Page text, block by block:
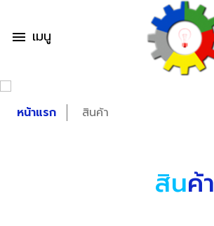
menu เมนู
หน้าแรก สินค้า
สินค้า